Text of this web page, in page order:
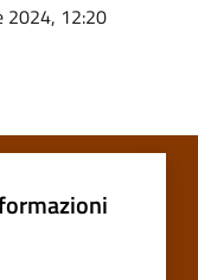
2024, 12:20